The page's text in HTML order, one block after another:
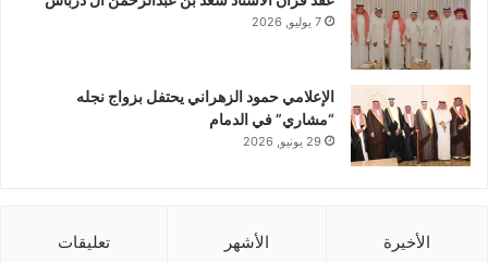
7 يوليو, 2026
الإعلامي حمود الزهراني يحتفل بزواج نجله
“مشاري” في الدمام
29 يونيو, 2026
الأخيرة الأشهر تعليقات